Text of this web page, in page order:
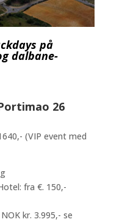
på
dalbane-
26
(VIP event med
fra €. 150,-
kr. 3.995,- se